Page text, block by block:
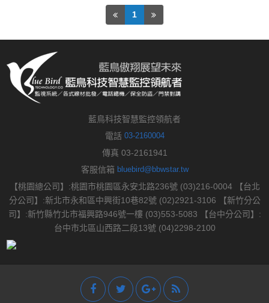
1
藍鳥科技智慧監控領航者
電話 03-2160004
傳真 03-2161941
客服信箱 bluebird@bbwstar.tw
【桃園總公司】:桃園市桃園區永安北路236號 (03)216-0004 【台北
分公司】:新北市永和區中興街10巷82號 (02)2921-3106 【新竹分公
司】:新竹縣竹北市福興路946號一樓 (03)553-5083 【台中分公司】:
台中市北區山西路二段13號 (04)2298-2100